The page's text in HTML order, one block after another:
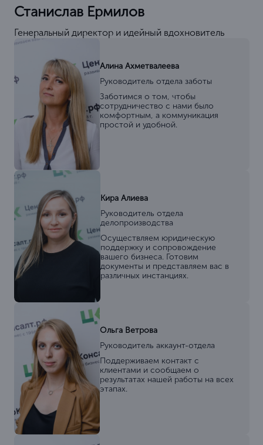
Станислав Ермилов
Генеральный директор и идейный вдохновитель
Алина Ахметвалеева
Руководитель отдела заботы
Заботимся о том, чтобы
сотрудничество с нами было
комфортным, а коммуникация
простой и удобной.
Кира Алиева
Руководитель отдела
делопроизводства
Осуществляем юридическую
поддержку и сопровождение
вашего бизнеса. Готовим
документы и представляем вас в
различных инстанциях.
Ольга Ветрова
Руководитель аккаунт-отдела
Поддерживаем контакт с
клиентами и сообщаем о
результатах нашей работы на всех
этапах.